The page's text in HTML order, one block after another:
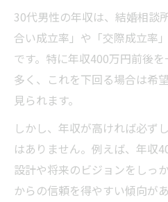
方
年収以外に活かせる30
結婚相談所で評価
強み
年収以外で婚活を有
安定した職業や人
理由
30代男性が年収以
とは
30代男性の年収は、結婚相談
合い成立率」や「交際成立率
です。特に年収400万円前後
多く、これを下回る場合は希
見られます。
しかし、年収が高ければ必ず
はありません。例えば、年収
設計や将来のビジョンをしっ
からの信頼を得やすい傾向が